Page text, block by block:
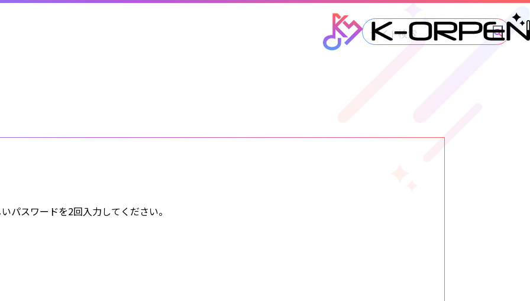
パスワードを2回入力してください。